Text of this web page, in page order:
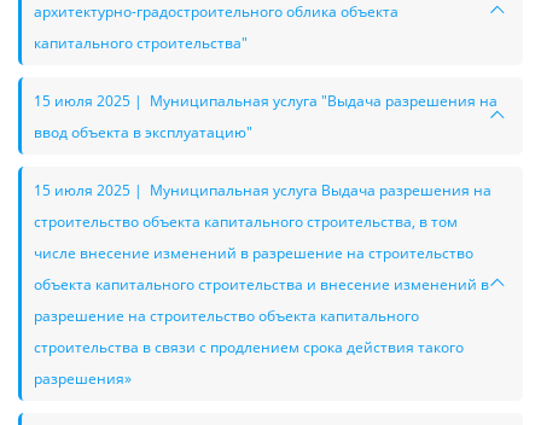
архитектурно-градостроительного облика объекта
капитального строительства"
15 июля 2025 | Муниципальная услуга "Выдача разрешения на
ввод объекта в эксплуатацию"
15 июля 2025 | Муниципальная услуга Выдача разрешения на
строительство объекта капитального строительства, в том
числе внесение изменений в разрешение на строительство
объекта капитального строительства и внесение изменений в
разрешение на строительство объекта капитального
строительства в связи с продлением срока действия такого
разрешения»